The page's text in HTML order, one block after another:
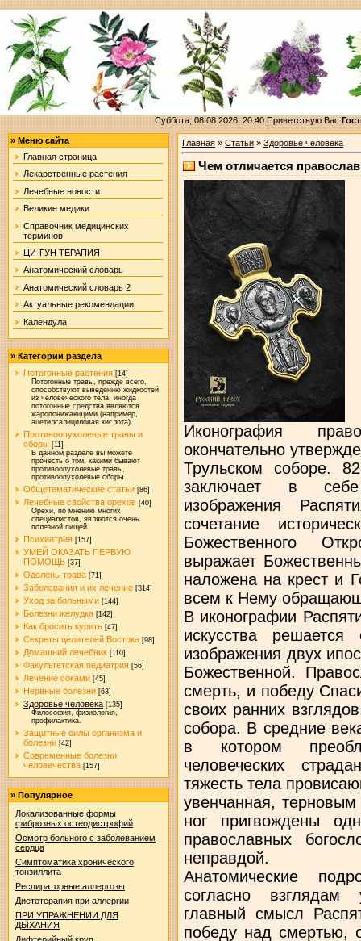
Суббота, 08.08.2026, 20:40Приветствую Вас
» Меню сайта
Главная страница
Лекарственные растения
Лечебные новости
Великие медики
Справочник медицинских
терминов
ЦИ-ГУН ТЕРАПИЯ
Анатомический словарь
Анатомический словарь 2
Актуальные рекомендации
Календула
» Категории раздела
Потогонные растения [14]
Потогонные травы, прежде всего,
способствуют выведению жидкостей
из человеческого тела, иногда
потогонные средства являются
жаропонижающими (например,
ацетилсалициловая кислота).
Противоопухолевые травы и
сборы [11]
В данном разделе вы можете
прочесть о том, какими бывают
противоопухолевые травы,
противоопухолевые сборы
Общетематические статьи [86]
Лечебные свойства орехов [40]
Орехи, по мнению многих
специалистов, являются очень
полезной пищей.
Психиатрия [157]
УМЕЙ ОКАЗАТЬ ПЕРВУЮ
ПОМОЩЬ [37]
Одолень-трава [71]
Заболевания и их лечение [314]
Уход за больными [144]
Болезни желудка [142]
Как бросить курить [47]
Секреты целителей Востока [98]
Домашний лечебник [110]
Факультетская педиатрия [56]
Лечение соками [45]
Нервные болезни [63]
Здоровье человека [135]
Философия, физиология,
профилактика.
Защитные силы организма и
болезни [42]
Современные болезни
человечества [157]
» Популярное
Локализованные формы
фиброзных остеодистрофий
Осмотр больного с заболеванием
сердца
Симптоматика хронического
тонзиллита
Респираторные аллергозы
Диетотерапия при аллергии
ПРИ УПРАЖНЕНИИ ДЛЯ
ДЫХАНИЯ
Главная» Статьи» Здоровье человека
Чем отличается
Иконография
окончательно
Трульском соборе.
заключает в себе
изображения
сочетание
Божественного
выражает
наложена на крест и
всем к Нему
В иконографии
искусства решается
изображения двух
Божественной.
смерть, и победу
своих ранних
собора. В средние
в котором
человеческих
тяжесть тела
увенчанная,
ног пригвождены
православных
неправдой.
Анатомические
согласно взглядам
главный смысл
победу над смертью,